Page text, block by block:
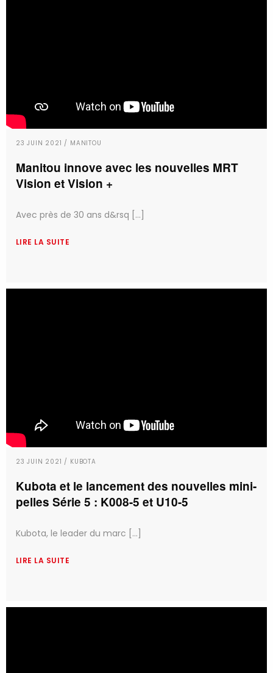
23 JUIN 2021 / MANITOU
Manitou innove avec les nouvelles MRT
Vision et Vision +
Avec près de 30 ans d&rsq [...]
LIRE LA SUITE
23 JUIN 2021 / KUBOTA
Kubota et le lancement des nouvelles mini-
pelles Série 5 : K008-5 et U10-5
Kubota, le leader du marc [...]
LIRE LA SUITE